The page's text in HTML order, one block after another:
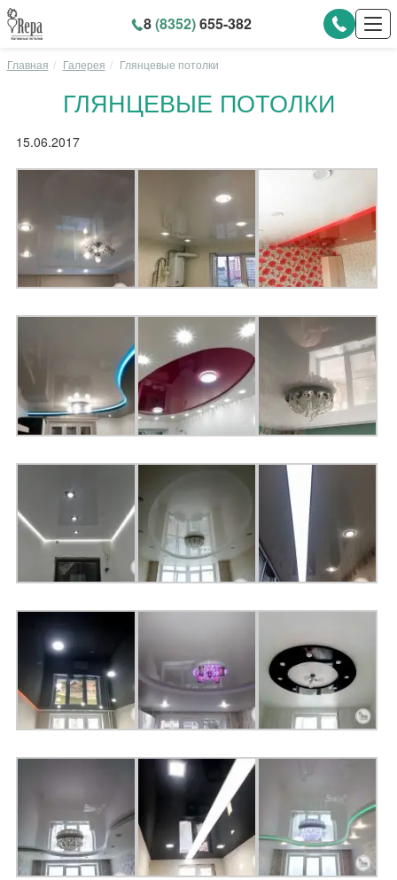
8(8352)655-382
Главная Галерея Глянцевые потолки
ГЛЯНЦЕВЫЕ ПОТОЛКИ
15.06.2017